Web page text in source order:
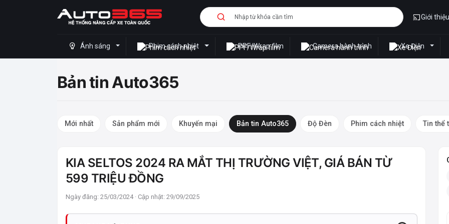
Giới thiệu
Ánh sáng Phim cách nhiệt PPF/Wrap film Camera hành trình Xe Điện
Bản tin Auto365
Mới nhất Sản phẩm mới Khuyến mại Bản tin Auto365 Độ Đèn Phim cách nhiệt Tin thể
KIA SELTOS 2024 RA MẮT THỊ TRƯỜNG VIỆT, GIÁ BÁN TỪ
599 TRIỆU ĐỒNG
Ngày đăng: 25/03/2024 · Cập nhật: 29/09/2025